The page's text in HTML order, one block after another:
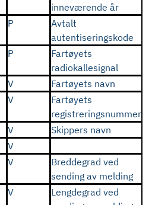
inneværende år
P
Avtalt
autentiseringskode
P
Fartøyets
radiokallesignal
V
Fartøyets navn
V
Fartøyets
registreringsnummer
V
Skippers navn
V
V
Breddegrad ved
sending av melding
V
Lengdegrad ved